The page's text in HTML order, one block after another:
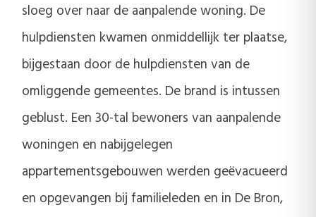
sloeg over naar de aanpalende woning. De
hulpdiensten kwamen onmiddellijk ter plaatse,
bijgestaan door de hulpdiensten van de
omliggende gemeentes. De brand is intussen
geblust. Een 30-tal bewoners van aanpalende
woningen en nabijgelegen
appartementsgebouwen werden geëvacueerd
en opgevangen bij familieleden en in De Bron,